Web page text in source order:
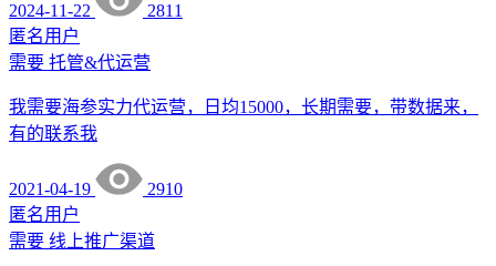
2024-11-22
2811
匿名用户
需要 托管&代运营
我需要海参实力代运营，日均15000，长期需要，带数据来，
有的联系我
2021-04-19
2910
匿名用户
需要 线上推广渠道